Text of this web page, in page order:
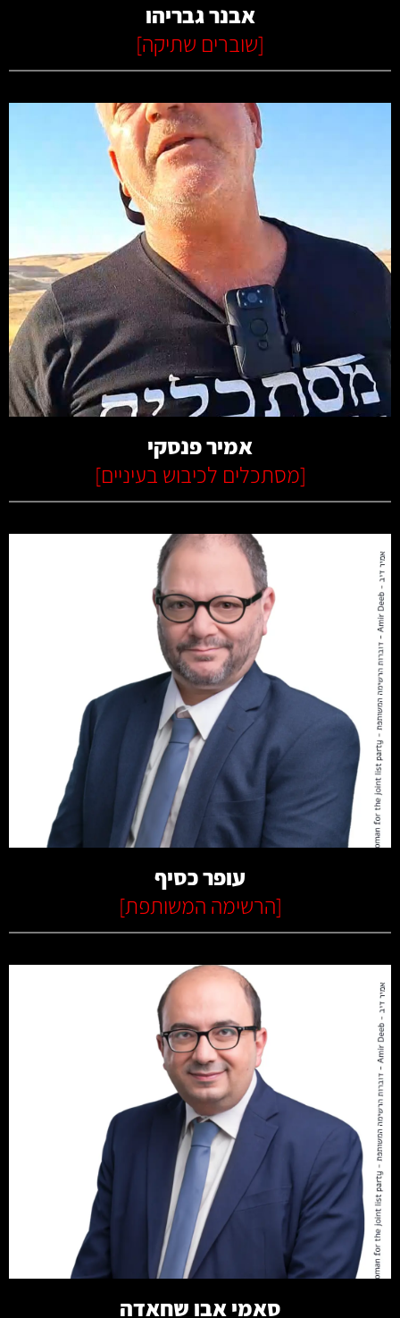
אבנר גבריהו
[שוברים שתיקה]
קרא עוד
אמיר פנסקי
[מסתכלים לכיבוש בעיניים]
קרא עוד
עופר כסיף
[הרשימה המשותפת]
קרא עוד
סאמי אבו שחאדה